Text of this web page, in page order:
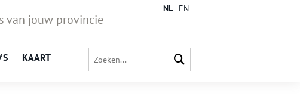
van jouw provincie
KAART
NL EN